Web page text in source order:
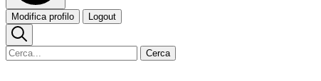
Modifica profilo Logout
Cerca